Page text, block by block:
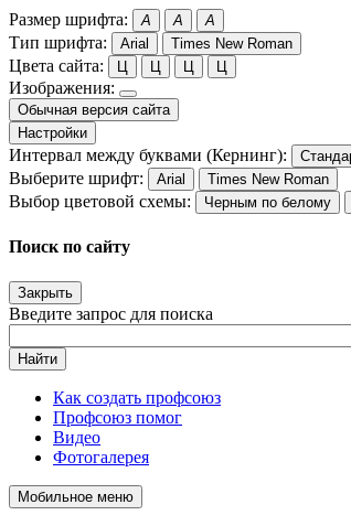
Размер шрифта: A A A
Тип шрифта: Arial Times New Roman
Цвета сайта: Ц Ц Ц Ц
Изображения:
Обычная версия сайта
Настройки
Интервал между буквами (Кернинг):
Выберите шрифт: Arial Times New Roman
Выбор цветовой схемы: Черным по белому
Поиск по сайту
Закрыть
Введите запрос для поиска
Найти
Как создать профсоюз
Профсоюз помог
Видео
Фотогалерея
Мобильное меню